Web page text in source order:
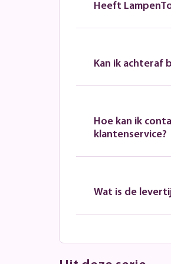
Heeft
Kan ik achteraf
Hoe kan ik
klantenservice?
Wat is de